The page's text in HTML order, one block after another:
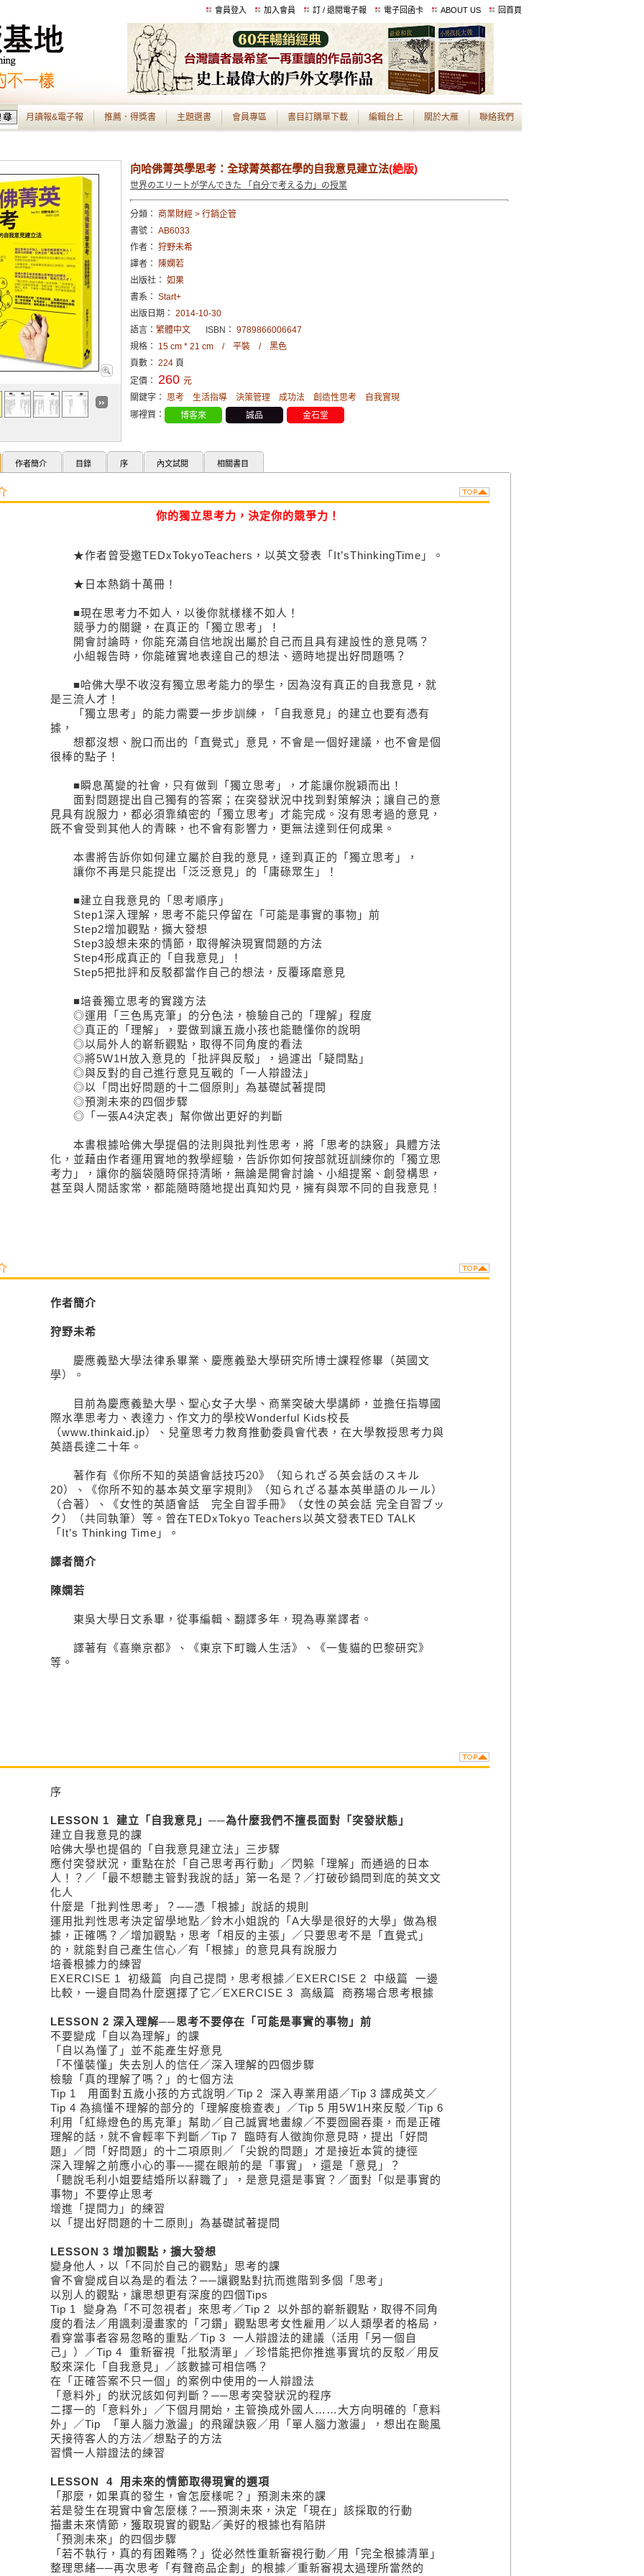
會員登入 加入會員 訂 / 退閱電子報 電子回函卡 ABOUT US 回首頁
月讀報&電子報 推薦．得獎書 主題選書 會員專區 書目訂購單下載 編輯台上 關於大雁 聯絡我們
向哈佛菁英學思考：全球菁英都在學的自我意見建立法(絶版)
世界のエリートが学んできた 「自分で考える力」の授業
分類： 商業財經 > 行銷企管
書號： AB6033
作者： 狩野未希
譯者：
陳嫻若
出版社： 如果
書系： Start+
出版日期： 2014-10-30
語言： 繁體中文 ISBN： 9789866006647
規格： 15 cm * 21 cm / 平裝 / 黑色
頁數： 224 頁
定價： 260 元
關鍵字： 思考 生活指導 決策管理 成功法 創造性思考
自我實現
哪裡買：
博客來 誠品 金石堂
作者簡介 目錄 序 內文試閱 相關書目
你的獨立思考力，決定你的競爭力！
★作者曾受邀TEDxTokyoTeachers，以英文發表「It’sThinkingTime」。
★日本熱銷十萬冊！
■現在思考力不如人，以後你就樣樣不如人！
競爭力的關鍵，在真正的「獨立思考」！
開會討論時，你能充滿自信地說出屬於自己而且具有建設性的意見嗎？
小組報告時，你能確實地表達自己的想法、適時地提出好問題嗎？
■哈佛大學不收沒有獨立思考能力的學生，因為沒有真正的自我意見，就
是三流人才！
「獨立思考」的能力需要一步步訓練，「自我意見」的建立也要有憑有
據，
想都沒想、脫口而出的「直覺式」意見，不會是一個好建議，也不會是個
很棒的點子！
■瞬息萬變的社會，只有做到「獨立思考」，才能讓你脫穎而出！
面對問題提出自己獨有的答案；在突發狀況中找到對策解決；讓自己的意
見具有說服力，都必須靠縝密的「獨立思考」才能完成。沒有思考過的意見，
既不會受到其他人的青睞，也不會有影響力，更無法達到任何成果。
本書將告訴你如何建立屬於自我的意見，達到真正的「獨立思考」，
讓你不再是只能提出「泛泛意見」的「庸碌眾生」！
■建立自我意見的「思考順序」
Step1深入理解，思考不能只停留在「可能是事實的事物」前
Step2增加觀點，擴大發想
Step3設想未來的情節，取得解決現實問題的方法
Step4形成真正的「自我意見」！
Step5把批評和反駁都當作自己的想法，反覆琢磨意見
■培養獨立思考的實踐方法
◎運用「三色馬克筆」的分色法，檢驗自己的「理解」程度
◎真正的「理解」，要做到讓五歲小孩也能聽懂你的說明
◎以局外人的嶄新觀點，取得不同角度的看法
◎將5W1H放入意見的「批評與反駁」，過濾出「疑問點」
◎與反對的自己進行意見互戰的「一人辯證法」
◎以「問出好問題的十二個原則」為基礎試著提問
◎預測未來的四個步驟
◎「一張A4決定表」幫你做出更好的判斷
本書根據哈佛大學提倡的法則與批判性思考，將「思考的訣竅」具體方法
化，並藉由作者運用實地的教學經驗，告訴你如何按部就班訓練你的「獨立思
考力」，讓你的腦袋隨時保持清晰，無論是開會討論、小組提案、創發構思，
甚至與人閒話家常，都能隨時隨地提出真知灼見，擁有與眾不同的自我意見！
作者簡介
狩野未希
慶應義塾大學法律系畢業、慶應義塾大學研究所博士課程修畢（英國文
學）。
目前為慶應義塾大學、聖心女子大學、商業突破大學講師，並擔任指導國
際水準思考力、表達力、作文力的學校Wonderful Kids校長
（www.thinkaid.jp）、兒童思考力教育推動委員會代表，在大學教授思考力與
英語長達二十年。
著作有《你所不知的英語會話技巧20》（知られざる英会話のスキル
20）、《你所不知的基本英文單字規則》（知られざる基本英単語のルール）
（合著）、《女性的英語會話 完全自習手冊》（女性の英会話 完全自習ブッ
ク）（共同執筆）等。曾在TEDxTokyo Teachers以英文發表TED TALK
「It’s Thinking Time」。
譯者簡介
陳嫻若
東吳大學日文系畢，從事編輯、翻譯多年，現為專業譯者。
譯著有《喜樂京都》、《東京下町職人生活》、《一隻貓的巴黎研究》
等。
序
LESSON 1 建立「自我意見」──為什麼我們不擅長面對「突發狀態」
建立自我意見的課
哈佛大學也提倡的「自我意見建立法」三步驟
應付突發狀況，重點在於「自己思考再行動」／閃躲「理解」而通過的日本
人！？／「最不想聽主管對我說的話」第一名是？／打破砂鍋問到底的英文文
化人
什麼是「批判性思考」？──憑「根據」說話的規則
運用批判性思考決定留學地點／鈴木小姐說的「A大學是很好的大學」做為根
據，正確嗎？／增加觀點，思考「相反的主張」／只要思考不是「直覺式」
的，就能對自己產生信心／有「根據」的意見具有說服力
培養根據力的練習
EXERCISE 1 初級篇 向自己提問，思考根據／EXERCISE 2 中級篇 一邊
比較，一邊自問為什麼選擇了它／EXERCISE 3 高級篇 商務場合思考根據
LESSON 2 深入理解──思考不要停在「可能是事實的事物」前
不要變成「自以為理解」的課
「自以為懂了」並不能產生好意見
「不懂裝懂」失去別人的信任／深入理解的四個步驟
檢驗「真的理解了嗎？」的七個方法
Tip 1 用面對五歲小孩的方式說明／Tip 2 深入專業用語／Tip 3 譯成英文／
Tip 4 為搞懂不理解的部分的「理解度檢查表」／Tip 5 用5W1H來反駁／Tip 6
利用「紅綠燈色的馬克筆」幫助／自己誠實地畫線／不要囫圇吞棗，而是正確
理解的話，就不會輕率下判斷／Tip 7 臨時有人徵詢你意見時，提出「好問
題」／問「好問題」的十二項原則／「尖銳的問題」才是接近本質的捷徑
深入理解之前應小心的事──擺在眼前的是「事實」，還是「意見」？
「聽說毛利小姐要結婚所以辭職了」，是意見還是事實？／面對「似是事實的
事物」不要停止思考
增進「提問力」的練習
以「提出好問題的十二原則」為基礎試著提問
LESSON 3 增加觀點，擴大發想
變身他人，以「不同於自己的觀點」思考的課
會不會變成自以為是的看法？──讓觀點對抗而進階到多個「思考」
以別人的觀點，讓思想更有深度的四個Tips
Tip 1 變身為「不可忽視者」來思考／Tip 2 以外部的嶄新觀點，取得不同角
度的看法／用諷刺漫畫家的「刁鑽」觀點思考女性雇用／以人類學者的格局，
看穿當事者容易忽略的重點／Tip 3 一人辯證法的建議（活用「另一個自
己」）／Tip 4 重新審視「批駁清單」／珍惜能把你推進事實坑的反駁／用反
駁來深化「自我意見」／該數據可相信嗎？
在「正確答案不只一個」的案例中使用的一人辯證法
「意料外」的狀況該如何判斷？──思考突發狀況的程序
二擇一的「意料外」／下個月開始，主管換成外國人……大方向明確的「意料
外」／Tip 「單人腦力激盪」的飛躍訣竅／用「單人腦力激盪」，想出在颱風
天接待客人的方法／想點子的方法
習慣一人辯證法的練習
LESSON 4 用未來的情節取得現實的選項
「那麼，如果真的發生，會怎麼樣呢？」預測未來的課
若是發生在現實中會怎麼樣？──預測未來，決定「現在」該採取的行動
描畫未來情節，獲取現實的觀點／美好的根據也有陷阱
「預測未來」的四個步驟
「若不執行，真的有困難嗎？」從必然性重新審視行動／用「完全根據清單」
整理思緒──再次思考「有聲商品企劃」的根據／重新審視太過理所當然的